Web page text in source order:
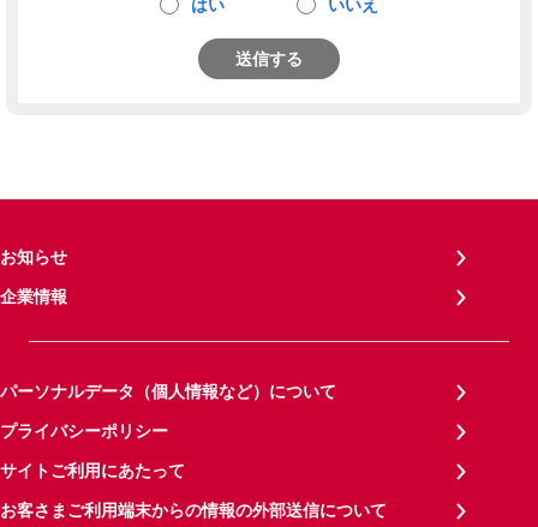
はい いいえ
送信する
お知らせ
企業情報
パーソナルデータ（個人情報など）について
プライバシーポリシー
サイトご利用にあたって
お客さまご利用端末からの情報の外部送信について